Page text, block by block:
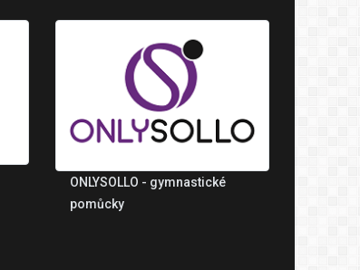
ONLYSOLLO - gymnastické
pomůcky